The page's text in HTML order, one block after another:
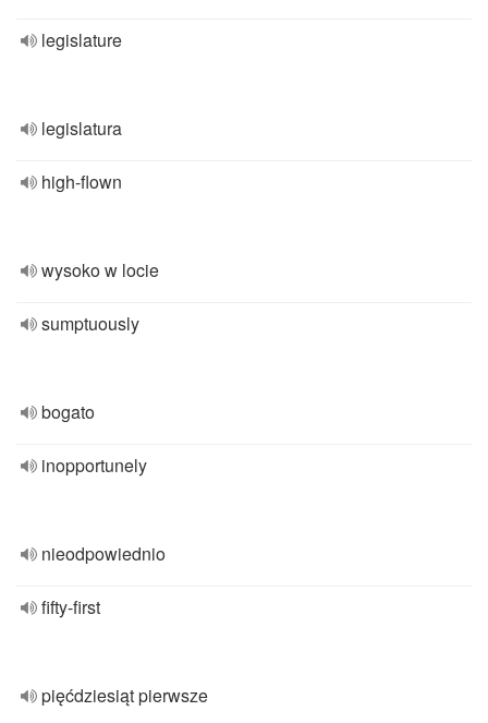
legislature
legislatura
high-flown
wysoko w locie
sumptuously
bogato
inopportunely
nieodpowiednio
fifty-first
pięćdziesiąt pierwsze